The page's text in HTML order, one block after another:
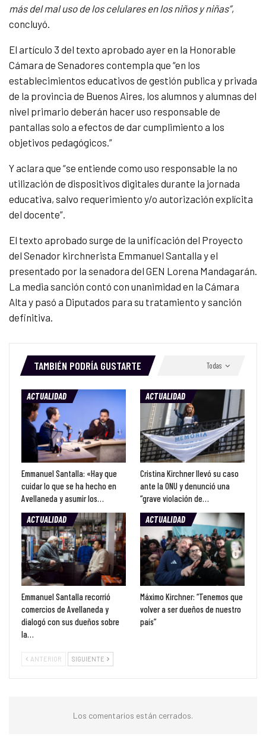
más del mal uso de los celulares en los niños y niñas”,
concluyó.
El artículo 3 del texto aprobado ayer en la Honorable
Cámara de Senadores contempla que “en los
establecimientos educativos de gestión publica y privada
de la provincia de Buenos Aires, los alumnos y alumnas del
nivel primario deberán hacer uso responsable de
pantallas solo a efectos de dar cumplimiento a los
objetivos pedagógicos.”
Y aclara que “se entiende como uso responsable la no
utilización de dispositivos digitales durante la jornada
educativa, salvo requerimiento y/o autorización explícita
del docente”.
El texto aprobado surge de la unificación del Proyecto
del Senador kirchnerista Emmanuel Santalla y el
presentado por la senadora del GEN Lorena Mandagarán.
La media sanción contó con unanimidad en la Cámara
Alta y pasó a Diputados para su tratamiento y sanción
definitiva.
Todas
TAMBIÉN PODRÍA GUSTARTE
ACTUALIDAD
Emmanuel Santalla: «Hay que
cuidar lo que se ha hecho en
Avellaneda y asumir los…
ACTUALIDAD
Cristina Kirchner llevó su caso
ante la ONU y denunció una
“grave violación de…
ACTUALIDAD
Emmanuel Santalla recorrió
comercios de Avellaneda y
dialogó con sus dueños sobre
la…
ACTUALIDAD
Máximo Kirchner: “Tenemos que
volver a ser dueños de nuestro
país”
ANTERIOR SIGUIENTE
Los comentarios están cerrados.